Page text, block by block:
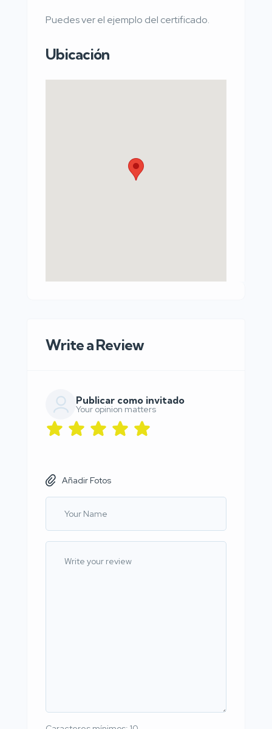
Puedes ver el ejemplo del certificado.
Ubicación
Write a Review
Publicar como invitado
Your opinion matters
Añadir Fotos